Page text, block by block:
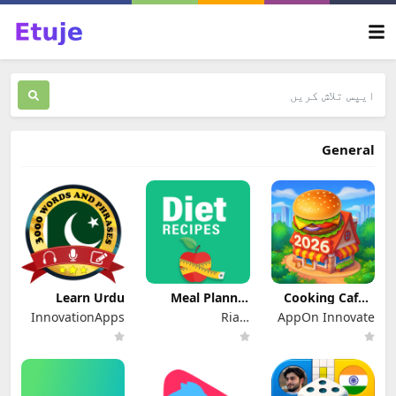
General
Cooking Cafe –
Restaurant Star
AppOn Innovate
Meal Planner
Diet Recipes
Riafy
Technologies
Learn Urdu
InnovationApps